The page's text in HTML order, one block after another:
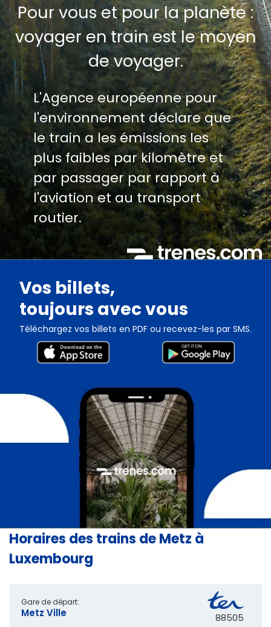
Pour vous et pour la planète :
voyager en train est le moyen
de voyager.
L'Agence européenne pour
l'environnement déclare que
le train a les émissions les
plus faibles par kilomètre et
par passager par rapport à
l'aviation et au transport
routier.
Vos billets,
toujours avec vous
Téléchargez vos billets en PDF ou recevez-les par SMS.
Horaires des trains de Metz à
Luxembourg
88505
Gare de départ:
Metz Ville